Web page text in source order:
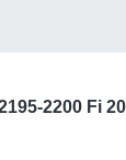
2200 Fi